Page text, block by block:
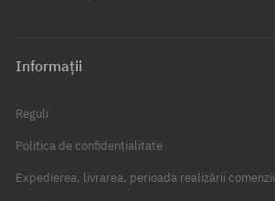
Informații
Reguli
Politica de confidențialitate
Expedierea, livrarea, perioada realizării comenzii